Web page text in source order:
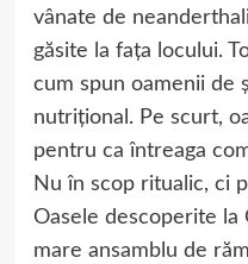
vânate de
găsite la fața locului.
cum spun oamenii de
nutrițional. Pe scurt,
pentru ca întreaga
Nu în scop ritualic, ci
Oasele descoperite la
mare ansamblu de